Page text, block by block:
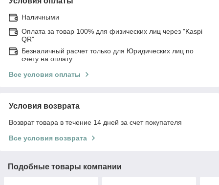
Наличными
Оплата за товар 100% для физических лиц через "Kaspi
QR"
Безналичный расчет только для Юридических лиц по
счету на оплату
Все условия оплаты
Условия возврата
Возврат товара в течение 14 дней за счет покупателя
Все условия возврата
Подобные товары компании